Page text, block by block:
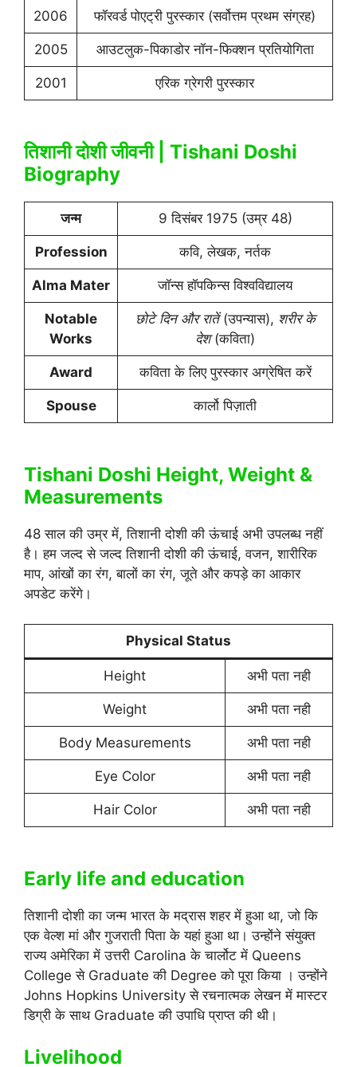
2006 फॉरवर्ड पोएट्री पुरस्कार (सर्वोत्तम प्रथम संग्रह)
2005 आउटलुक-पिकाडोर नॉन-फिक्शन प्रतियोगिता
2001 एरिक ग्रेगरी पुरस्कार
तिशानी दोशी जीवनी | Tishani Doshi
Biography
जन्म 9 दिसंबर 1975 (उम्र 48)
Profession कवि, लेखक, नर्तक
Alma Mater जॉन्स हॉपकिन्स विश्वविद्यालय
Notable
Works
छोटे दिन और रातें(उपन्यास), शरीर के
देश(कविता)
Award कविता के लिए पुरस्कार अग्रेषित करें
Spouse कार्लो पिज़ाती
Tishani Doshi Height, Weight &
Measurements
48 साल की उम्र में, तिशानी दोशी की ऊंचाई अभी उपलब्ध नहीं
है। हम जल्द से जल्द तिशानी दोशी की ऊंचाई, वजन, शारीरिक
माप, आंखों का रंग, बालों का रंग, जूते और कपड़े का आकार
अपडेट करेंगे।
Physical Status
Height अभी पता नही
Weight अभी पता नही
Body Measurements अभी पता नही
Eye Color अभी पता नही
Hair Color अभी पता नही
Early life and education
तिशानी दोशी का जन्म भारत के मद्रास शहर में हुआ था, जो कि
एक वेल्श मां और गुजराती पिता के यहां हुआ था। उन्होंने संयुक्त
राज्य अमेरिका में उत्तरी Carolina के चार्लोट में Queens
College से Graduate की Degree को पूरा किया । उन्होंने
Johns Hopkins University से रचनात्मक लेखन में मास्टर
डिग्री के साथ Graduate की उपाधि प्राप्त की थी।
Livelihood